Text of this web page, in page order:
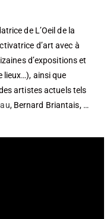
de L’Oeil de la
d’art avec à
d’expositions et
lieux…), ainsi que
artistes actuels tels
, Bernard Briantais, …